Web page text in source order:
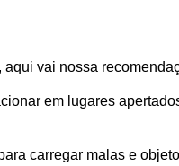
vai nossa
em lugares
carregar malas e